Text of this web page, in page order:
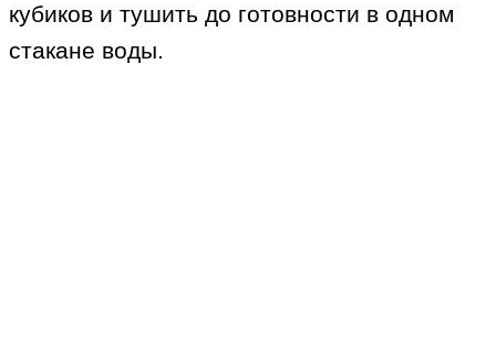
кубиков и тушить до готовности в одном
стакане воды.